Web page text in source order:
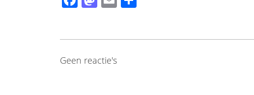
Geen reactie's